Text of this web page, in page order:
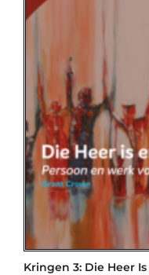
Kringen 3: Die Heer Is